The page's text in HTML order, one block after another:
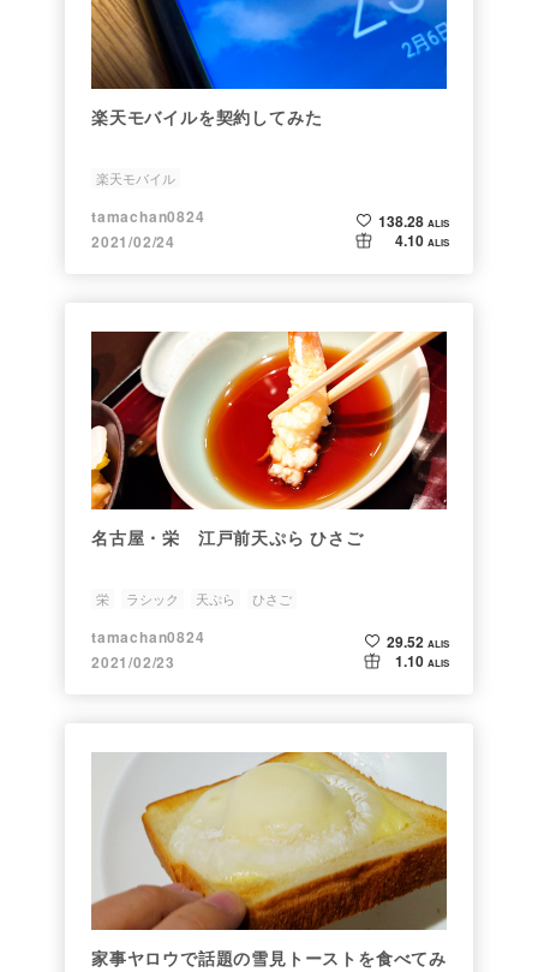
楽天モバイルを契約してみた
楽天モバイル
tamachan0824
2021/02/24
138.28 ALIS
4.10 ALIS
名古屋・栄 江戸前天ぷら ひさご
栄 ラシック 天ぷら ひさご
tamachan0824
2021/02/23
29.52 ALIS
1.10 ALIS
家事ヤロウで話題の雪見トーストを食べてみ